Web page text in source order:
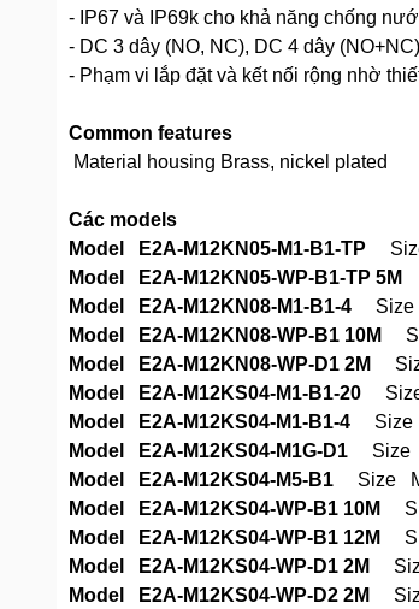
- IP67 và IP69k cho khả năng chống
- DC 3 dây (NO, NC), DC 4 dây (NO+NC)
- Phạm vi lắp đặt và kết nối rộng nhờ
Common features
Material housing Brass, nickel plated
Các models
Model E2A-M12KN05-M1-B1-TP
Model E2A-M12KN05-WP-B1-TP 5M
Model E2A-M12KN08-M1-B1-4
Size
Model E2A-M12KN08-WP-B1 10M
Model E2A-M12KN08-WP-D1 2M
Model E2A-M12KS04-M1-B1-20
Model E2A-M12KS04-M1-B1-4 Size
Model E2A-M12KS04-M1G-D1
Size
Model E2A-M12KS04-M5-B1 Size
Model E2A-M12KS04-WP-B1 10M
Model E2A-M12KS04-WP-B1 12M
Model E2A-M12KS04-WP-D1 2M
Model E2A-M12KS04-WP-D2 2M